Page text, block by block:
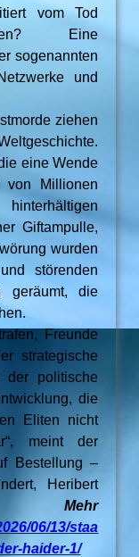
vom Tod
Eine
sogenannten
und
ziehen
eine Wende
von Millionen
Giftampulle,
wurden
störenden
geräumt, die
Freunde
strategische
der politische
die
Eliten nicht
meint der
Bestellung –
Heribert
Mehr
06/13/staa
haider-1/